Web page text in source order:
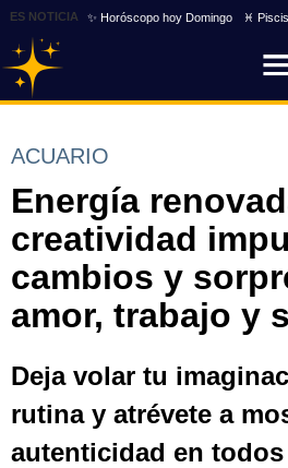
ES NOTICIA ✨ Horóscopo hoy Domingo ♓
ACUARIO
Energía
creatividad
cambios y
amor, trabajo y
Deja volar tu
rutina y atrévete a
autenticidad en